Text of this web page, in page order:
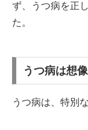
ず、うつ病を正
た。
うつ病は想
うつ病は、特別